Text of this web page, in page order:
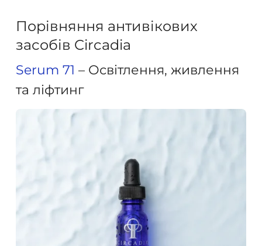
Порівняння антивікових
засобів Circadia
Serum 71 – Освітлення, живлення
та ліфтинг